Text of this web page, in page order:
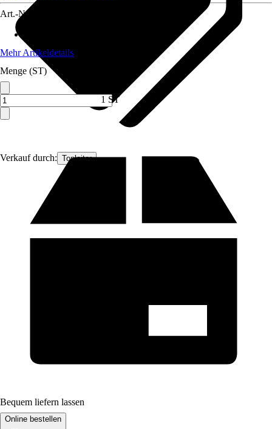
Verkauf durch: Topleiter
Art.-Nr.
Mehr Artikeldetails
Menge (ST)
1 ST
Bequem liefern lassen
Online bestellen